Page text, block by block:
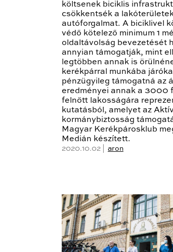
költsenek biciklis
csökkentsék a
autóforgalmat. A biciklivel
védő kötelező minimum 1
oldaltávolság bevezetését
annyian támogatják, mint
legtöbben annak is
kerékpárral munkába
pénzügyileg támogatná az
eredményei annak a 3000
felnőtt lakosságára
kutatásból, amelyet az
kormánybiztosság
Magyar Kerékpárosklub
Medián készített.
2020.10.02 | aron